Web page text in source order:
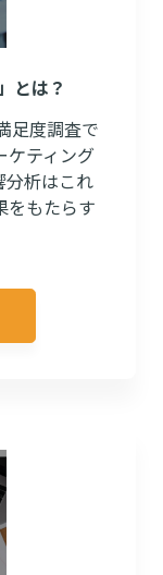
とは？
足度調査で
ケティング
分析はこれ
をもたらす